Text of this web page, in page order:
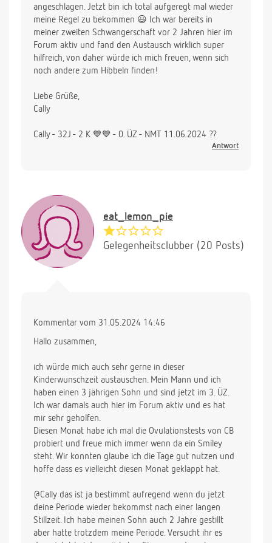
angeschlagen. Jetzt bin ich total aufgeregt mal wieder
meine Regel zu bekommen 😃 Ich war bereits in
meiner zweiten Schwangerschaft vor 2 Jahren hier im
Forum aktiv und fand den Austausch wirklich super
hilfreich, von daher würde ich mich freuen, wenn sich
noch andere zum Hibbeln finden!
Liebe Grüße,
Cally
Cally - 32J - 2 K 💙💙 - 0. ÜZ - NMT 11.06.2024 ??
Antwort
eat_lemon_pie
Gelegenheitsclubber (20 Posts)
Kommentar vom 31.05.2024 14:46
Hallo zusammen,
ich würde mich auch sehr gerne in dieser
Kinderwunschzeit austauschen. Mein Mann und ich
haben einen 3 jährigen Sohn und sind jetzt im 3. ÜZ.
Ich war damals auch hier im Forum aktiv und es hat
mir sehr geholfen.
Diesen Monat habe ich mal die Ovulationstests von CB
probiert und freue mich immer wenn da ein Smiley
steht. Wir konnten glaube ich die Tage gut nutzen und
hoffe dass es vielleicht diesen Monat geklappt hat.
@Cally das ist ja bestimmt aufregend wenn du jetzt
deine Periode wieder bekommst nach einer langen
Stillzeit. Ich habe meinen Sohn auch 2 Jahre gestillt
aber hatte trotzdem meine Periode. Versucht ihr es